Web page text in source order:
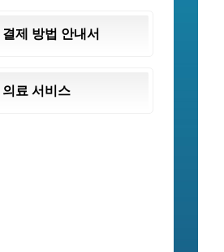
결제 방법 안내서
의료 서비스